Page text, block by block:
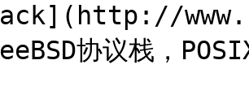
协议栈，